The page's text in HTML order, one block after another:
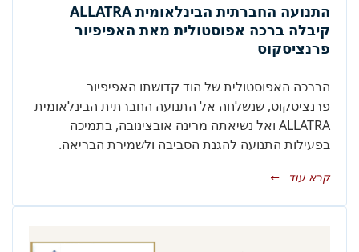
התנועה החברתית הבינלאומית ALLATRA
קיבלה ברכה אפוסטולית מאת האפיפיור
פרנציסקוס
הברכה האפוסטולית של הוד קדושתו האפיפיור
פרנציסקוס, שנשלחה אל התנועה החברתית הבינלאומית
ALLATRA ואל נשיאתה מרינה אובצינובה, בתמיכה
בפעילות התנועה להגנת הסביבה ולשמירת הבריאה.
קרא עוד →